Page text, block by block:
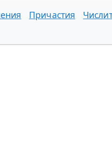
Причастия